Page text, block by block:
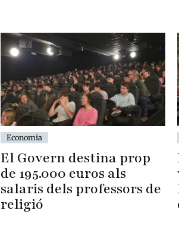
Economia
El Govern destina prop
de 195.000 euros als
salaris dels professors de
religió